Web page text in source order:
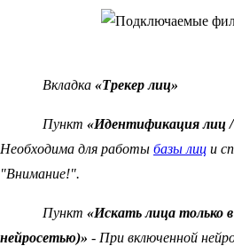
Вкладка «Трекер лиц»
Пункт «Идентификация лиц
Необходима для работы базы лиц и
"Внимание!".
Пункт «Искать лица только
нейросетью)» - При включенной